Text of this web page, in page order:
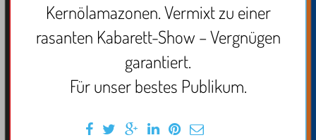
Kernölamazonen. Vermixt zu einer
rasanten Kabarett-Show – Vergnügen
garantiert.
Für unser bestes Publikum.